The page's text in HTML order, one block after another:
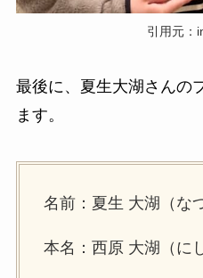
引用元：
最後に、夏生大湖さんの
ます。
名前：夏生 大湖（な
本名：西原 大湖（に